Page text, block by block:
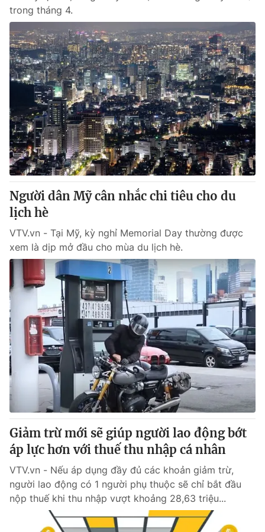
trong tháng 4.
Người dân Mỹ cân nhắc chi tiêu cho du
lịch hè
VTV.vn - Tại Mỹ, kỳ nghỉ Memorial Day thường được
xem là dịp mở đầu cho mùa du lịch hè.
Giảm trừ mới sẽ giúp người lao động bớt
áp lực hơn với thuế thu nhập cá nhân
VTV.vn - Nếu áp dụng đầy đủ các khoản giảm trừ,
người lao động có 1 người phụ thuộc sẽ chỉ bắt đầu
nộp thuế khi thu nhập vượt khoảng 28,63 triệu...